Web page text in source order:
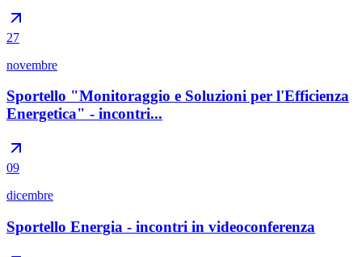
27
novembre
Sportello "Monitoraggio e Soluzioni per l'Efficienza
Energetica" - incontri...
09
dicembre
Sportello Energia - incontri in videoconferenza